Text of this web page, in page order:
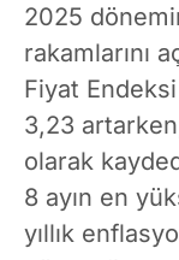
2025
rakamlarını
Fiyat
3,23
olarak
8 ayın en
yıllık